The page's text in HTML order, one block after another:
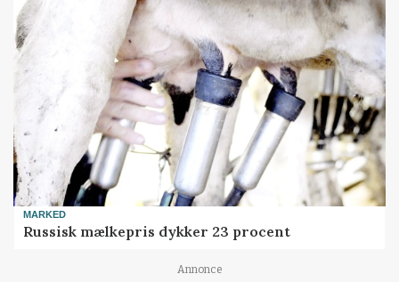
MARKED
Russisk mælkepris dykker 23 procent
Annonce